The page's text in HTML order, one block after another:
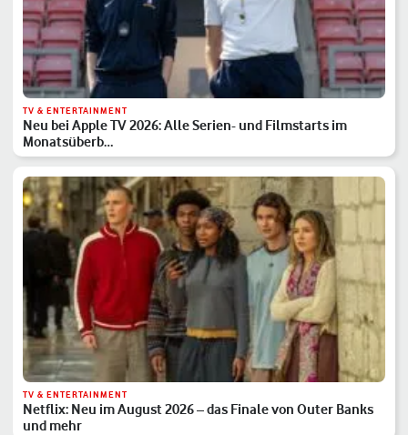
TV & ENTERTAINMENT
Neu bei Apple TV 2026: Alle Serien- und Filmstarts im
Monatsüberb…
TV & ENTERTAINMENT
Netflix: Neu im August 2026 – das Finale von Outer Banks
und mehr